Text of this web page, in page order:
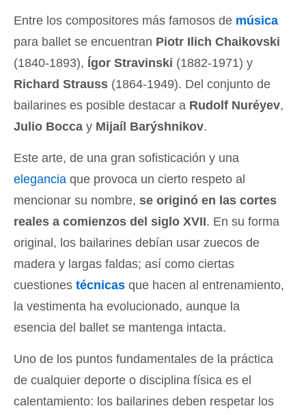
Entre los compositores más famosos de música
para ballet se encuentran Piotr Ilich Chaikovski
(1840-1893), Ígor Stravinski (1882-1971) y
Richard Strauss (1864-1949). Del conjunto de
bailarines es posible destacar a Rudolf Nuréyev,
Julio Bocca y Mijaíl Barýshnikov.
Este arte, de una gran sofisticación y una
elegancia que provoca un cierto respeto al
mencionar su nombre, se originó en las cortes
reales a comienzos del siglo XVII. En su forma
original, los bailarines debían usar zuecos de
madera y largas faldas; así como ciertas
cuestiones técnicas que hacen al entrenamiento,
la vestimenta ha evolucionado, aunque la
esencia del ballet se mantenga intacta.
Uno de los puntos fundamentales de la práctica
de cualquier deporte o disciplina física es el
calentamiento: los bailarines deben respetar los